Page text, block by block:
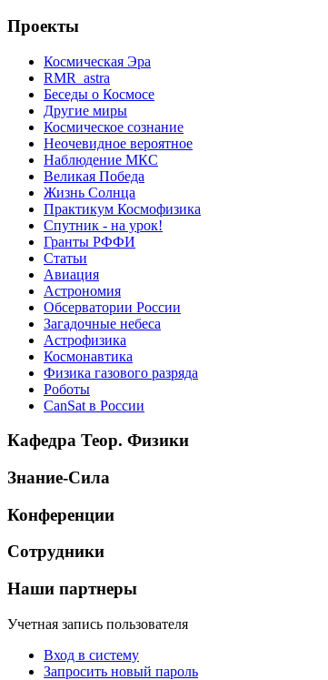
Проекты
Космическая Эра
RMR_astra
Беседы о Космосе
Другие миры
Космическое сознание
Неочевидное вероятное
Наблюдение МКС
Великая Победа
Жизнь Солнца
Практикум Космофизика
Спутник - на урок!
Гранты РФФИ
Статьи
Авиация
Астрономия
Обсерватории России
Загадочные небеса
Астрофизика
Космонавтика
Физика газового разряда
Роботы
CanSat в России
Кафедра Теор. Физики
Знание-Сила
Конференции
Сотрудники
Наши партнеры
Учетная запись пользователя
Вход в систему
Запросить новый пароль